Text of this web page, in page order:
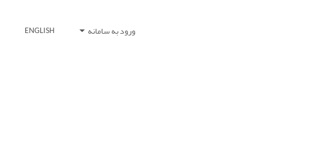
ورود به سامانه ENGLISH